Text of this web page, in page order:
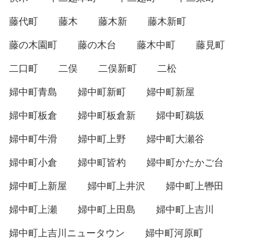
藤代町
藤木 藤木新
藤木新町
藤の木園町
藤の木台 藤木中町
藤見町
二口町
二俣 二俣新町
二松
婦中町青島
婦中町新町
婦中町新屋
婦中町板倉
婦中町板倉新
婦中町鵜坂
婦中町牛滑
婦中町上野
婦中町大瀬谷
婦中町小倉
婦中町皆杓
婦中町かたかご台
婦中町上新屋
婦中町上井沢
婦中町上轡田
婦中町上瀬
婦中町上田島
婦中町上吉川
婦中町上吉川ニュータウン
婦中町河原町